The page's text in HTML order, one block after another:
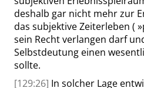
deshalb gar nicht mehr zur
das subjektive Zeiterleben ( »
sein Recht verlangen darf
Selbstdeutung einen
sollte.
[129:26] In solcher Lage